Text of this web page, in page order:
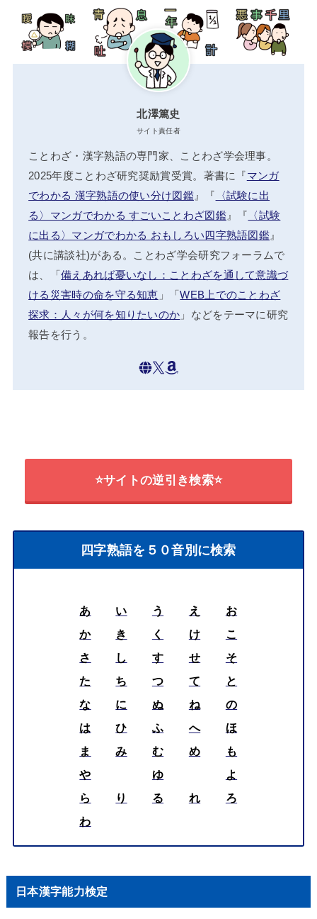
北澤篤史
サイト責任者
ことわざ・漢字熟語の専門家、ことわざ学会理事。
2025年度ことわざ研究奨励賞受賞。著書に『マンガ
でわかる 漢字熟語の使い分け図鑑』『 〈試験に出
る〉マンガでわかる すごいことわざ図鑑』『 〈試験
に出る〉マンガでわかる おもしろい四字熟語図鑑 』
(共に講談社)がある。ことわざ学会研究フォーラムで
は、「備えあれば憂いなし：ことわざを通して意識づ
ける災害時の命を守る知恵 」「WEB上でのことわざ
探求：人々が何を知りたいのか 」などをテーマに研究
報告を行う。
⭐サイトの逆引き検索⭐
四字熟語を５０音別に検索
あ い う え
お
か
き く け
こ
さ
し す せ
そ
た
ち つ て
と
な
に ぬ ね
の
は
ひ ふ へ
ほ
ま
み む め
も
や
ゆ
よ
ら
り る れ
ろ
わ
日本漢字能力検定